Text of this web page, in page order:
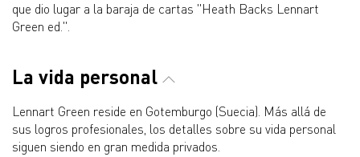
que dio lugar a la baraja de cartas "Heath Backs Lennart
Green ed.".
La vida personal
Lennart Green reside en Gotemburgo (Suecia). Más allá de
sus logros profesionales, los detalles sobre su vida personal
siguen siendo en gran medida privados.